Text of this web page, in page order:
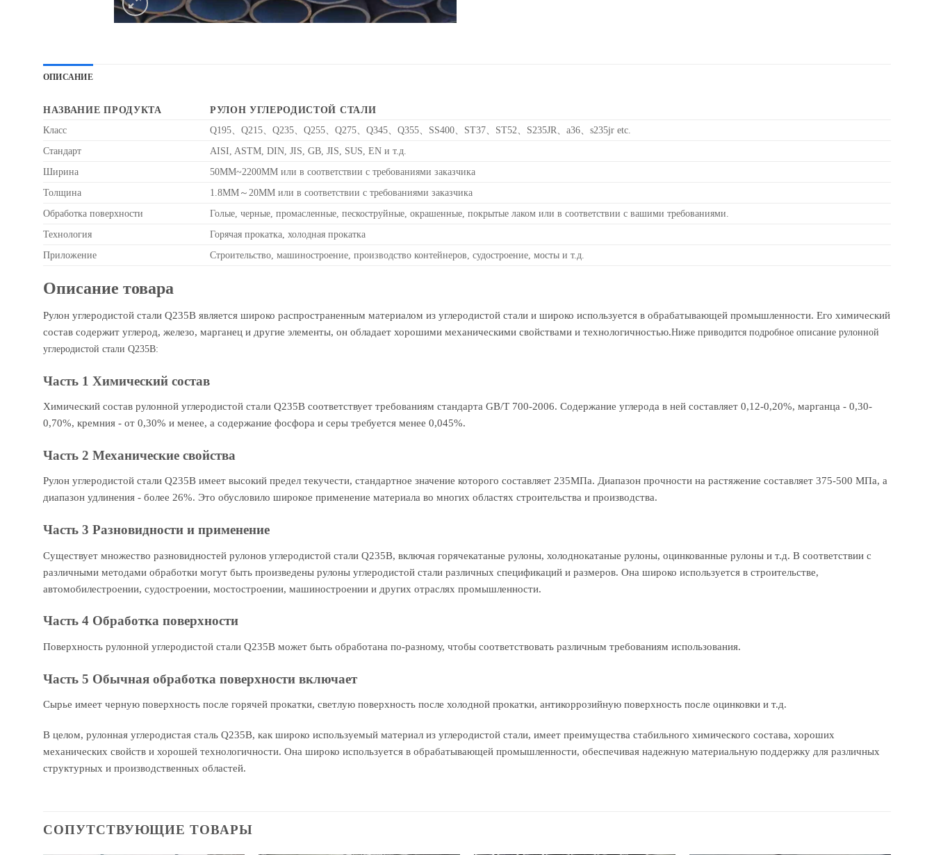
ОПИСАНИЕ
НАЗВАНИЕ ПРОДУКТА
РУЛОН УГЛЕРОДИСТОЙ СТАЛИ
Класс
Q195、Q215、Q235、Q255、Q275、Q345、Q355、SS400、ST37、ST52、S235JR、a36、s235jr etc.
Стандарт
AISI, ASTM, DIN, JIS, GB, JIS, SUS, EN и т.д.
Ширина
50MM~2200MM или в соответствии с требованиями заказчика
Толщина
1.8MM～20MM или в соответствии с требованиями заказчика
Обработка поверхности
Голые, черные, промасленные, пескоструйные, окрашенные, покрытые лаком или в соответствии с вашими требованиями.
Технология
Горячая прокатка, холодная прокатка
Приложение
Строительство, машиностроение, производство контейнеров, судостроение, мосты и т.д.
Описание товара
Рулон углеродистой стали Q235B является широко распространенным материалом из углеродистой стали и широко используется в обрабатывающей промышленности. Его химический
состав содержит углерод, железо, марганец и другие элементы, он обладает хорошими механическими свойствами и технологичностью.Ниже приводится подробное описание рулонной
углеродистой стали Q235B:
Часть 1 Химический состав
Химический состав рулонной углеродистой стали Q235B соответствует требованиям стандарта GB/T 700-2006. Содержание углерода в ней составляет 0,12-0,20%, марганца - 0,30-
0,70%, кремния - от 0,30% и менее, а содержание фосфора и серы требуется менее 0,045%.
Часть 2 Механические свойства
Рулон углеродистой стали Q235B имеет высокий предел текучести, стандартное значение которого составляет 235МПа. Диапазон прочности на растяжение составляет 375-500 МПа, а
диапазон удлинения - более 26%. Это обусловило широкое применение материала во многих областях строительства и производства.
Часть 3 Разновидности и применение
Существует множество разновидностей рулонов углеродистой стали Q235B, включая горячекатаные рулоны, холоднокатаные рулоны, оцинкованные рулоны и т.д. В соответствии с
различными методами обработки могут быть произведены рулоны углеродистой стали различных спецификаций и размеров. Она широко используется в строительстве,
автомобилестроении, судостроении, мостостроении, машиностроении и других отраслях промышленности.
Часть 4 Обработка поверхности
Поверхность рулонной углеродистой стали Q235B может быть обработана по-разному, чтобы соответствовать различным требованиям использования.
Часть 5 Обычная обработка поверхности включает
Сырье имеет черную поверхность после горячей прокатки, светлую поверхность после холодной прокатки, антикоррозийную поверхность после оцинковки и т.д.
В целом, рулонная углеродистая сталь Q235B, как широко используемый материал из углеродистой стали, имеет преимущества стабильного химического состава, хороших
механических свойств и хорошей технологичности. Она широко используется в обрабатывающей промышленности, обеспечивая надежную материальную поддержку для различных
структурных и производственных областей.
СОПУТСТВУЮЩИЕ ТОВАРЫ